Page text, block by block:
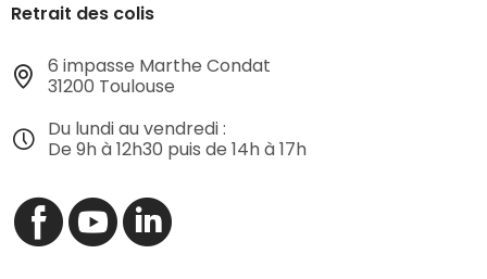
Retrait des colis
6 impasse Marthe Condat
31200 Toulouse
Du lundi au vendredi :
De 9h à 12h30 puis de 14h à 17h